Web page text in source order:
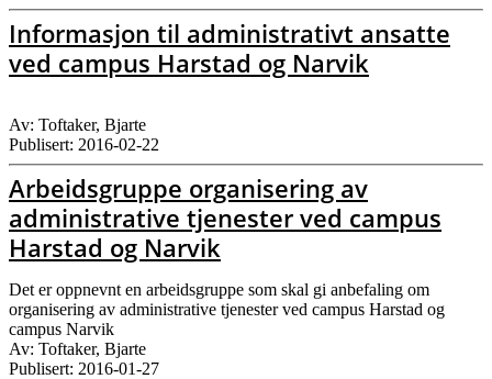
Informasjon til administrativt ansatte
ved campus Harstad og Narvik
Av: Toftaker, Bjarte
Publisert: 2016-02-22
Arbeidsgruppe organisering av
administrative tjenester ved campus
Harstad og Narvik
Det er oppnevnt en arbeidsgruppe som skal gi anbefaling om
organisering av administrative tjenester ved campus Harstad og
campus Narvik
Av: Toftaker, Bjarte
Publisert: 2016-01-27